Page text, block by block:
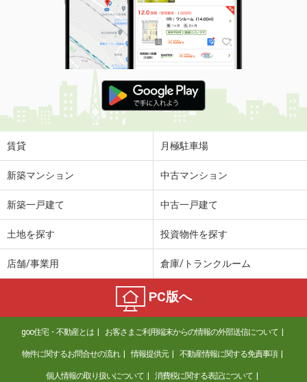
住 所
秋田県秋田市新屋松美ガ丘東町
専有面積 23.61m²
間取り
1K
秋田県秋田市新屋松美ガ丘東町
価 格
6.10万円
住 所
秋田県秋田市新屋松美ガ丘東町
専有面積
秋田県秋田市仁井田新田１
5.60万円
秋田県秋田市保戸野千代田町
6.90万円
住 所
秋田県秋田市保戸野千代田町
専有面積 26.57m²
間取り
1K
秋田県秋田市寺内蛭根３
賃貸 月極駐車場
新築マンション 中古マンション
新築一戸建て 中古一戸建て
土地を探す 投資物件を探す
店舗/事業用 倉庫/トランクルーム
PC版へ
goo住宅・不動産とは お客さまご利用端末からの情報の外部送信について
物件に関するお問合せの流れ 情報提供元 不動産情報に関する免責事項
個人情報の取り扱いについて 消費税に関する表記について